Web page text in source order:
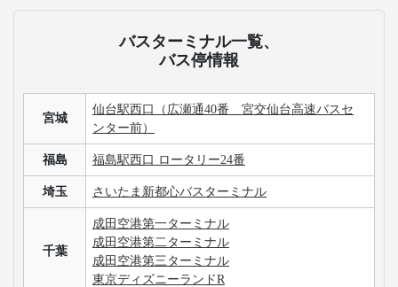
バスターミナル一覧、
バス停情報
宮城
仙台駅西口（広瀬通40番 宮交仙台高速バスセ
ンター前）
福島 福島駅西口 ロータリー24番
埼玉 さいたま新都心バスターミナル
千葉
成田空港第一ターミナル
成田空港第二ターミナル
成田空港第三ターミナル
東京ディズニーランドR